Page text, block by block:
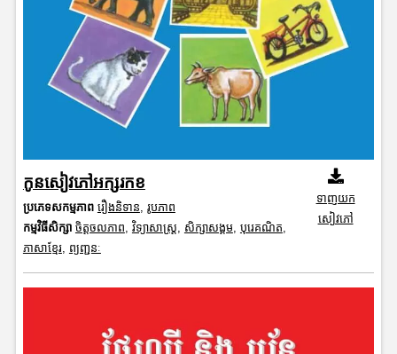
កូនសៀវភៅអក្សរកខ
ប្រភេទសកម្មភាព រឿងនិទាន, រូបភាព
កម្មវិធីសិក្សា ចិត្តចលភាព, វិទ្យាសាស្រ្ត, សិក្សាសង្គម, បុរេគណិត,
ភាសាខ្មែរ, ព្យញ្ជនៈ
ទាញយក
សៀវភៅ